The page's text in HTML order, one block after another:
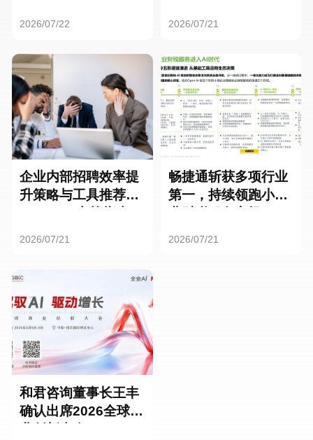
2026/07/22 2026/07/21
企业内部招聘效率提
升策略与工具推荐：
2026/07/21
畅捷通斩获多项行业
第一，持续领跑小微
2026/07/21
和君咨询董事长王丰
确认出席2026全球商